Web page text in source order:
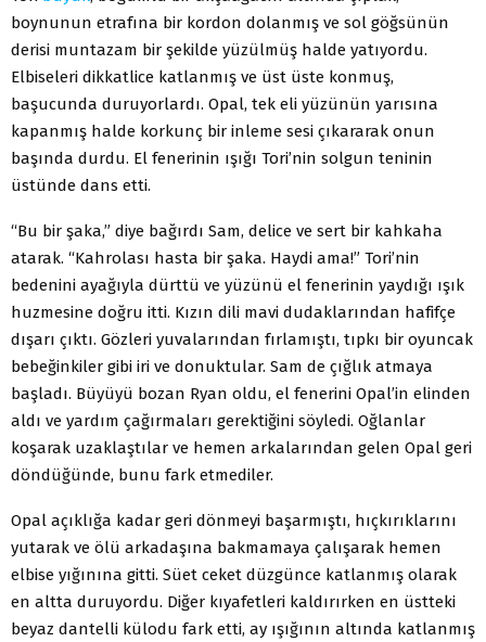
boynunun etrafına bir kordon dolanmış ve sol göğsünün
derisi muntazam bir şekilde yüzülmüş halde yatıyordu.
Elbiseleri dikkatlice katlanmış ve üst üste konmuş,
başucunda duruyorlardı. Opal, tek eli yüzünün yarısına
kapanmış halde korkunç bir inleme sesi çıkararak onun
başında durdu. El fenerinin ışığı Tori’nin solgun teninin
üstünde dans etti.
“Bu bir şaka,” diye bağırdı Sam, delice ve sert bir kahkaha
atarak. “Kahrolası hasta bir şaka. Haydi ama!” Tori’nin
bedenini ayağıyla dürttü ve yüzünü el fenerinin yaydığı ışık
huzmesine doğru itti. Kızın dili mavi dudaklarından hafifçe
dışarı çıktı. Gözleri yuvalarından fırlamıştı, tıpkı bir oyuncak
bebeğinkiler gibi iri ve donuktular. Sam de çığlık atmaya
başladı. Büyüyü bozan Ryan oldu, el fenerini Opal’in elinden
aldı ve yardım çağırmaları gerektiğini söyledi. Oğlanlar
koşarak uzaklaştılar ve hemen arkalarından gelen Opal geri
döndüğünde, bunu fark etmediler.
Opal açıklığa kadar geri dönmeyi başarmıştı, hıçkırıklarını
yutarak ve ölü arkadaşına bakmamaya çalışarak hemen
elbise yığınına gitti. Süet ceket düzgünce katlanmış olarak
en altta duruyordu. Diğer kıyafetleri kaldırırken en üstteki
beyaz dantelli külodu fark etti, ay ışığının altında katlanmış